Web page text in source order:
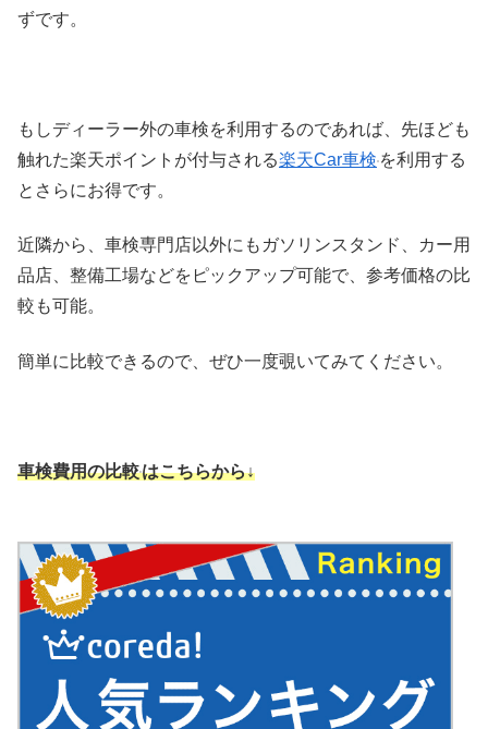
ずです。
もしディーラー外の車検を利用するのであれば、先ほども
触れた楽天ポイントが付与される楽天Car車検 を利用する
とさらにお得です。
近隣から、車検専門店以外にもガソリンスタンド、カー用
品店、整備工場などをピックアップ可能で、参考価格の比
較も可能。
簡単に比較できるので、ぜひ一度覗いてみてください。
車検費用の比較はこちらから↓